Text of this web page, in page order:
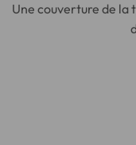
Une couverture de la